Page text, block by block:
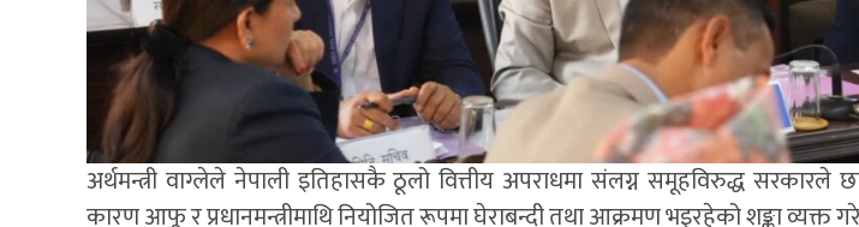
अर्थमन्त्री वाग्लेले नेपाली इतिहासकै ठूलो वित्तीय अपराधमा संलग्न समूहविरुद्ध सरकारले
कारण आफू र प्रधानमन्त्रीमाथि नियोजित रूपमा घेराबन्दी तथा आक्रमण भइरहेको शङ्का व्यक्त